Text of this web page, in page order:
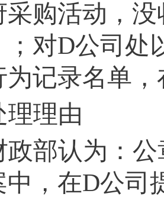
采购活动，
；对D公司处
为记录名单
理理由
政部认为：
中，在D公司